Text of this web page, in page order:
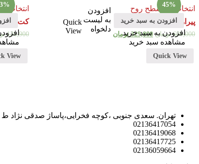
45%
افزودن به سبد خرید
افزودن به سبد خرید
مشاهده سبد خرید
افزودن
به لیست
دلخواه
Quick
View
انتخاب ها, سطح روح
پیراهن آبی روشن
609,000 تومان 329,000 تومان
Quick View
انتخاب ها
کت و
120,900
View
تهران. سعدی جنوبی ،کوچه فخرایی،پاساژ صدقی نژاد ط
02136417054
02136419068
02136417725
02136059664